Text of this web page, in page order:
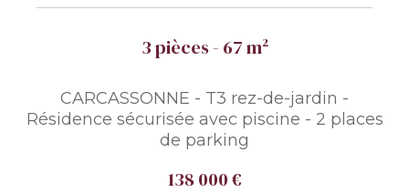
3 pièces - 67 m²
CARCASSONNE - T3 rez-de-jardin -
Résidence sécurisée avec piscine - 2 places
de parking
138 000 €